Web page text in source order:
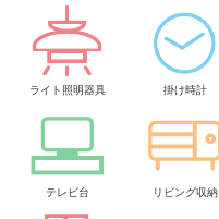
ライト照明器具 掛け時計
テレビ台 リビング収納